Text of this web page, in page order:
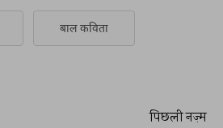
बाल कविता
पिछली नज़्म